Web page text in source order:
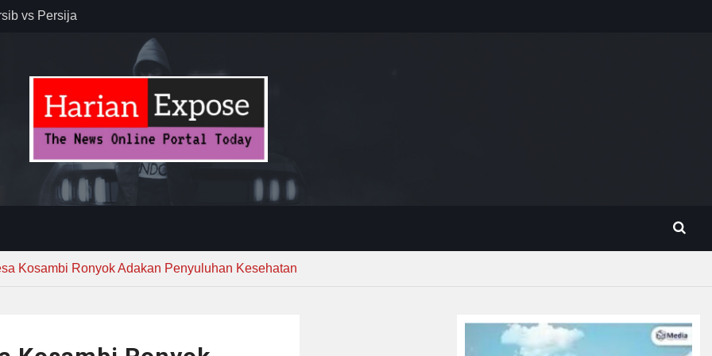
vs Persija
– Banjar
MUI ke
Kosambi Ronyok Adakan Penyuluhan Kesehatan